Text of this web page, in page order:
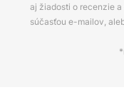
aj žiadosti o recenzie
súčasťou e-mailov,